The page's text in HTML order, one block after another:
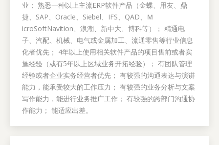
业； 熟悉一种以上主流ERP软件产品（金蝶、用友、鼎
捷、SAP、Oracle、Siebel、IFS、QAD、Ｍ
icroSoftNavition、浪潮、新中大、博科等）； 精通电
子、汽配、机械、电气或金属加工、流通零售等行业信息
化者优先； 4年以上使用相关软件产品的项目售前或者实
施经验（或有5年以上区域业务开拓经验）； 有团队管理
经验或者企业实务经营者优先； 有较强的沟通表达与演讲
能力，能承受较大的工作压力； 有较强的业务分析与文案
写作能力，能进行业务推广工作； 有较强的跨部门沟通协
作能力； 能适应出差。